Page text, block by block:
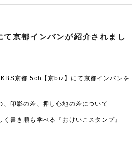
京都インバンが紹介されまし
京都 5ch【京biz】にて京都インバンを
、印影の差、押し心地の差について
書き順も学べる『おけいこスタンプ』